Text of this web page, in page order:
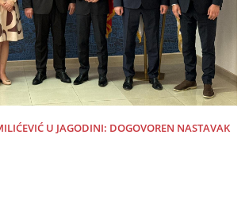
U ЈAGODINI: DOGOVOREN NASTAVAK